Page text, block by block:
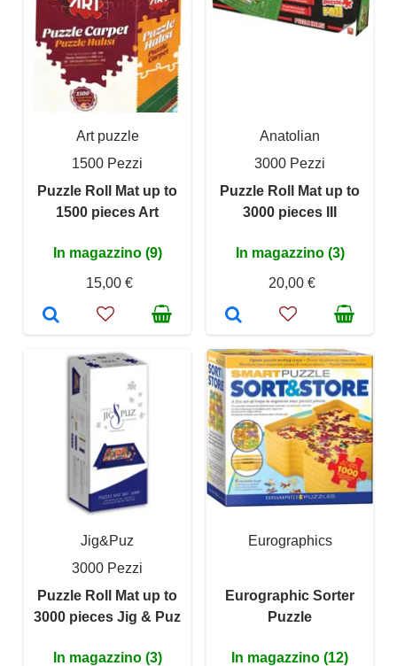
Art puzzle
1500 Pezzi
Puzzle Roll Mat up to
1500 pieces Art
In magazzino (9)
15,00 €
Anatolian
3000 Pezzi
Puzzle Roll Mat up to
3000 pieces III
In magazzino (3)
20,00 €
Jig&Puz
3000 Pezzi
Puzzle Roll Mat up to
3000 pieces Jig & Puz
In magazzino (3)
Eurographics
Eurographic Sorter
Puzzle
In magazzino (12)